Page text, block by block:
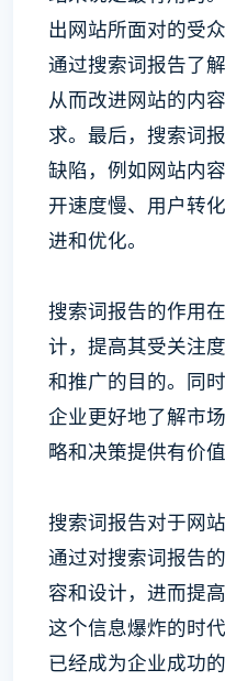
出网站所面对的受
通过搜索词报告了
从而改进网站的内
求。最后，搜索词
缺陷，例如网站内
开速度慢、用户转
进和优化。
搜索词报告的作用
计，提高其受关注
和推广的目的。同
企业更好地了解市
略和决策提供有价
搜索词报告对于网
通过对搜索词报告
容和设计，进而提
这个信息爆炸的时
已经成为企业成功